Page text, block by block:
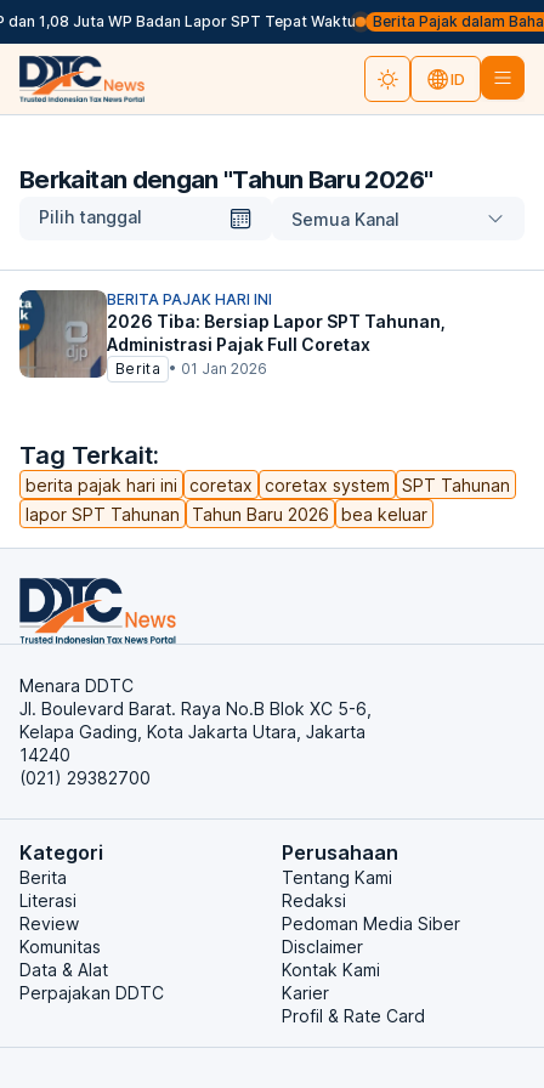
1,08 Juta WP Badan Lapor SPT Tepat Waktu Berita Pajak dalam
ID
Berkaitan dengan "Tahun Baru 2026"
Pilih tanggal Semua Kanal
Tag Terkait:
berita pajak hari ini coretax coretax system
SPT Tahunan
lapor SPT Tahunan
Tahun Baru 2026 bea keluar
BERITA PAJAK HARI INI
2026 Tiba: Bersiap Lapor SPT Tahunan,
Administrasi Pajak Full Coretax
Berita • 01 Jan 2026
Menara DDTC
Jl. Boulevard Barat. Raya No.B Blok XC 5-6,
Kelapa Gading, Kota Jakarta Utara, Jakarta
14240
(021) 29382700
Kategori
Berita
Literasi
Review
Komunitas
Data & Alat
Perpajakan DDTC
Perusahaan
Tentang Kami
Redaksi
Pedoman Media Siber
Disclaimer
Kontak Kami
Karier
Profil & Rate Card